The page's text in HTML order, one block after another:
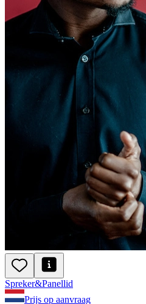
Spreker&Panellid
Prijs op aanvraag